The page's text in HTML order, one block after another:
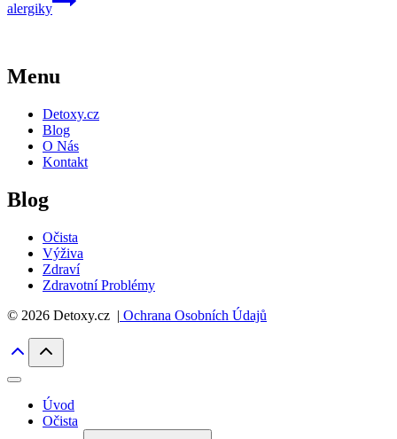
alergiky
Menu
Detoxy.cz
Blog
O Nás
Kontakt
Blog
Očista
Výživa
Zdraví
Zdravotní Problémy
© 2026 Detoxy.cz | Ochrana Osobních Údajů
Úvod
Očista